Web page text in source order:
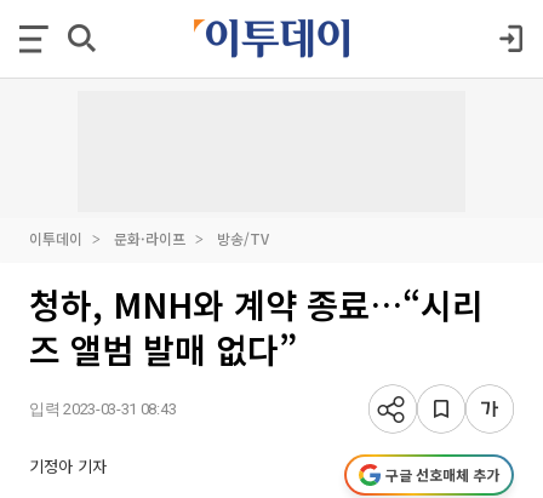
이투데이 문화·라이프 방송/TV
청하, MNH와 계약 종료…“시리
즈 앨범 발매 없다”
입력 2023-03-31 08:43
기정아 기자 구글 선호매체 추가